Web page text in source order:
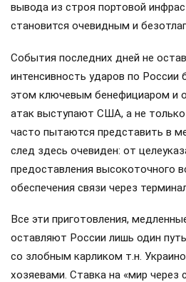
вывода из строя портовой
становится очевидным и
События последних дней не
интенсивность ударов по России
этом ключевым бенефициаром и
атак выступают США, а не только
часто пытаются представить в
след здесь очевиден: от
предоставления высокоточного
обеспечения связи через
Все эти приготовления,
оставляют России лишь один
со злобным карликом т.н.
хозяевами. Ставка на «мир через